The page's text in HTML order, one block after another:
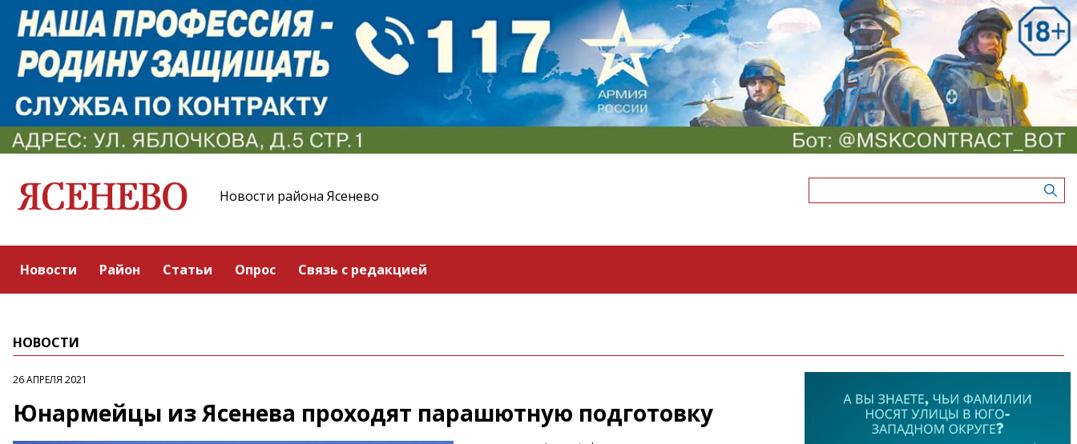
Новости района Ясенево
Новости Район Статьи Опрос Связь с редакцией
НОВОСТИ
26 АПРЕЛЯ 2021
Юнармейцы из Ясенева проходят парашютную подготовку